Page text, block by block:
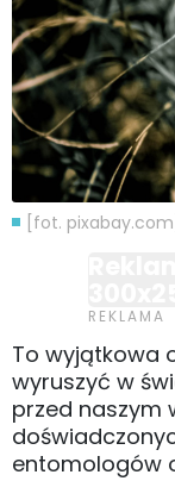
[fot.
To wyjątkowa
wyruszyć w
przed naszym
entomologów